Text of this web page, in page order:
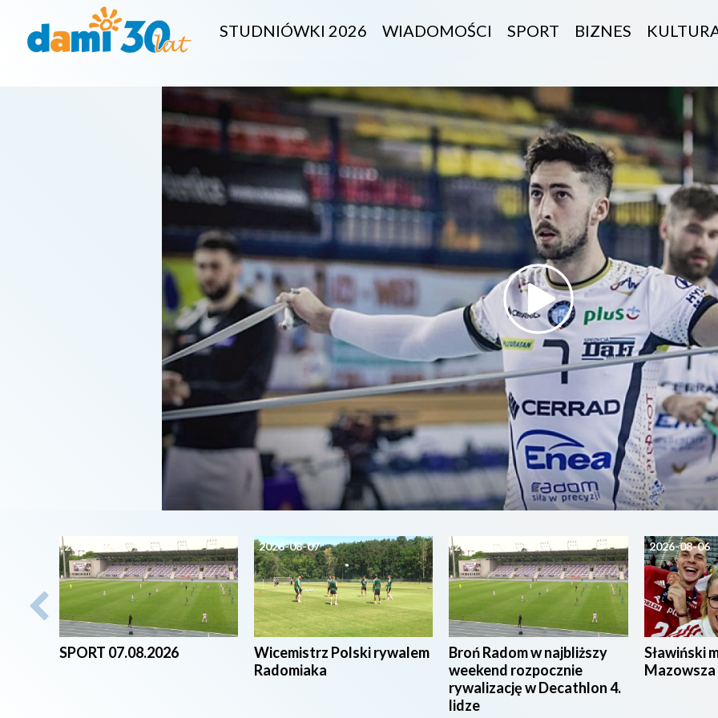
STUDNIÓWKI 2026 WIADOMOŚCI SPORT BIZNES
2026-08-07
SPORT 07.08.2026
2026-08-07
Wicemistrz Polski rywalem
Radomiaka
2026-08-07
Broń Radom w najbliższy
weekend rozpocznie
rywalizację w Decathlon 4.
lidze
2026-08-06
Sławiński
Mazowsza